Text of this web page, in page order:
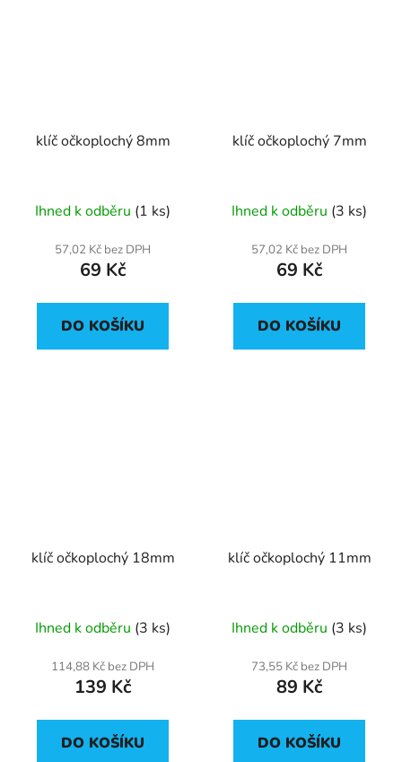
klíč očkoplochý 8mm
Ihned k odběru (1 ks)
57,02 Kč bez DPH
69 Kč
DO KOŠÍKU
klíč očkoplochý 7mm
Ihned k odběru (3 ks)
57,02 Kč bez DPH
69 Kč
DO KOŠÍKU
klíč očkoplochý 18mm
Ihned k odběru (3 ks)
114,88 Kč bez DPH
139 Kč
DO KOŠÍKU
klíč očkoplochý 11mm
Ihned k odběru (3 ks)
73,55 Kč bez DPH
89 Kč
DO KOŠÍKU